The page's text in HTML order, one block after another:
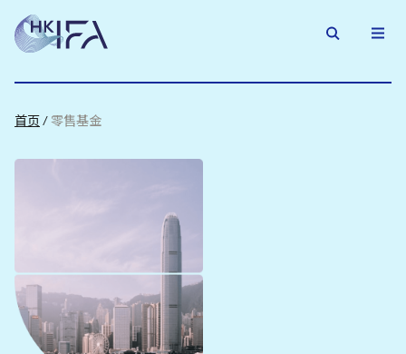
首页/零售基金